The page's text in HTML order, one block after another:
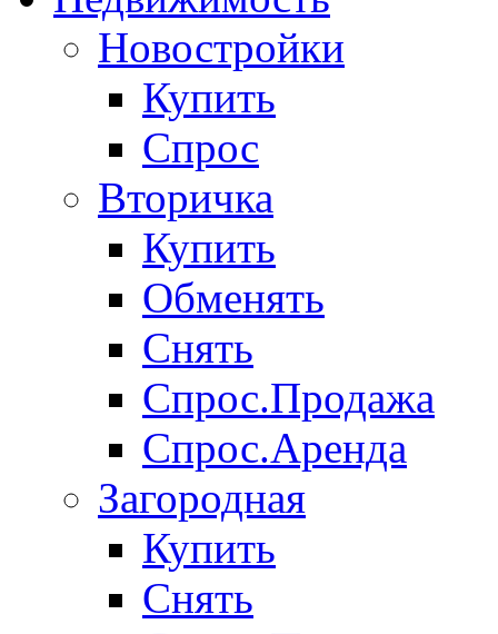
Новостройки
Купить
Спрос
Вторичка
Купить
Обменять
Снять
Спрос.Продажа
Спрос.Аренда
Загородная
Купить
Снять